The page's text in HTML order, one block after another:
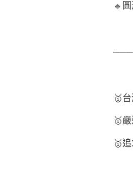
🔹
🥇
🥇
🥇